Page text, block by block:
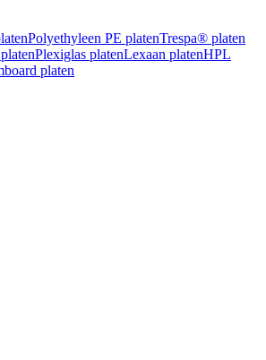
Polyethyleen PE platenTrespa® platen
Plexiglas platenLexaan platenHPL
platen